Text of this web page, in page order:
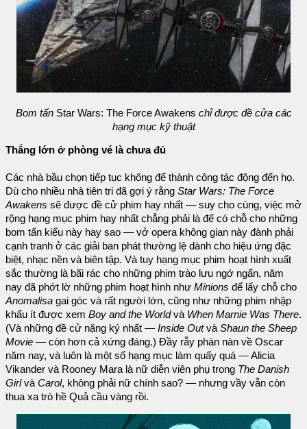
Bom tấnStar Wars: The Force Awakens chỉ được đề cửa các
hạng mục kỹ thuật
Thắng lớn ở phòng vé là chưa đủ
Các nhà bầu chọn tiếp tục không để thành công tác động đến họ.
Dù cho nhiều nhà tiên tri đã gợi ý rằng Star Wars: The Force
Awakens sẽ được đề cử phim hay nhất — suy cho cùng, việc mở
rộng hạng mục phim hay nhất chẳng phải là để có chỗ cho những
bom tấn kiểu này hay sao — vở opera không gian này đành phải
cạnh tranh ở các giải ban phát thường lệ dành cho hiệu ứng đặc
biệt, nhạc nền và biên tập. Và tuy hạng mục phim hoạt hình xuất
sắc thường là bãi rác cho những phim trào lưu ngớ ngẩn, năm
nay đã phớt lờ những phim hoạt hình như Minions để lấy chỗ cho
Anomalisa gai góc và rất người lớn, cũng như những phim nhập
khẩu ít được xem Boy and the Worldvà When Marnie Was There.
(Và những đề cử nặng ký nhất — Inside OutvàShaun the Sheep
Movie — còn hơn cả xứng đáng.) Đầy rẫy phàn nàn về Oscar
năm nay, và luôn là một số hạng mục làm quấy quá — Alicia
Vikander và Rooney Mara là nữ diễn viên phụ trong The Danish
GirlvàCarol, không phải nữ chính sao? — nhưng vầy vẫn còn
thua xa trò hề Quả cầu vàng rồi.